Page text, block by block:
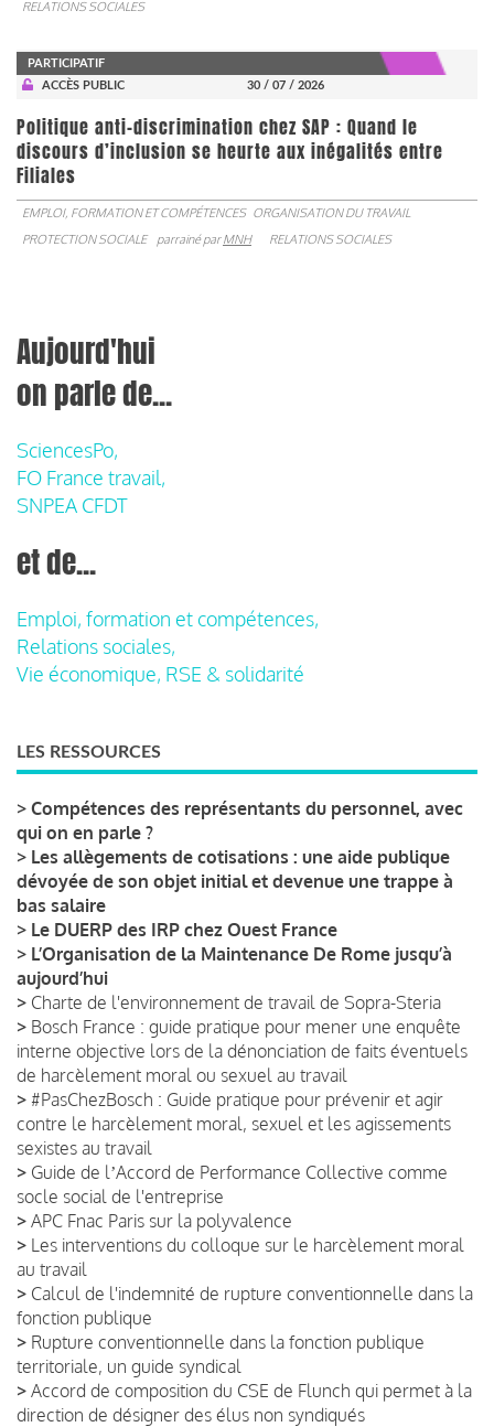
RELATIONS SOCIALES
PARTICIPATIF
ACCÈS PUBLIC
30 / 07 / 2026
Politique anti-discrimination chez SAP : Quand le
discours d’inclusion se heurte aux inégalités entre
Filiales
EMPLOI, FORMATION ET COMPÉTENCES ORGANISATION DU TRAVAIL
PROTECTION SOCIALE
parrainé parMNH RELATIONS SOCIALES
Aujourd'hui
on parle de...
SciencesPo,
FO France travail,
SNPEA CFDT
et de...
Emploi, formation et compétences,
Relations sociales,
Vie économique, RSE & solidarité
LES RESSOURCES
> Compétences des représentants du personnel, avec
qui on en parle ?
> Les allègements de cotisations : une aide publique
dévoyée de son objet initial et devenue une trappe à
bas salaire
> Le DUERP des IRP chez Ouest France
> L’Organisation de la Maintenance De Rome jusqu’à
aujourd’hui
> Charte de l'environnement de travail de Sopra-Steria
> Bosch France : guide pratique pour mener une enquête
interne objective lors de la dénonciation de faits éventuels
de harcèlement moral ou sexuel au travail
> #PasChezBosch : Guide pratique pour prévenir et agir
contre le harcèlement moral, sexuel et les agissements
sexistes au travail
> Guide de lʼAccord de Performance Collective comme
socle social de l'entreprise
> APC Fnac Paris sur la polyvalence
> Les interventions du colloque sur le harcèlement moral
au travail
> Calcul de l'indemnité de rupture conventionnelle dans la
fonction publique
> Rupture conventionnelle dans la fonction publique
territoriale, un guide syndical
> Accord de composition du CSE de Flunch qui permet à la
direction de désigner des élus non syndiqués